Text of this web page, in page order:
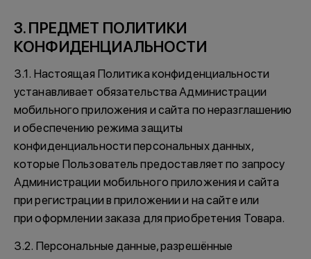
3. ПРЕДМЕТ ПОЛИТИКИ
КОНФИДЕНЦИАЛЬНОСТИ
3.1. Настоящая Политика конфиденциальности
устанавливает обязательства Администрации
мобильного приложения и сайта по неразглашению
и обеспечению режима защиты
конфиденциальности персональных данных,
которые Пользователь предоставляет по запросу
Администрации мобильного приложения и сайта
при регистрации в приложении и на сайте или
при оформлении заказа для приобретения Товара.
3.2. Персональные данные, разрешённые